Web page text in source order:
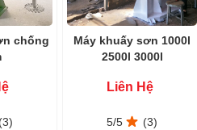
vì vậy màmáy khuấy sơncũng trở
còn có thể dùng làm máy đánh bột
trở nên mịn, bóng, không xuất hiện
chống
(3)
Máy khuấy sơn 1000l
2500l 3000l
Liên Hệ
5/5 (3)